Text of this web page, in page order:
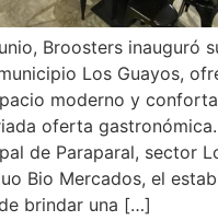
Broosters inauguró
Los Guayos,
moderno y
oferta
de Paraparal, sector
Bio Mercados, el
brindar una […]